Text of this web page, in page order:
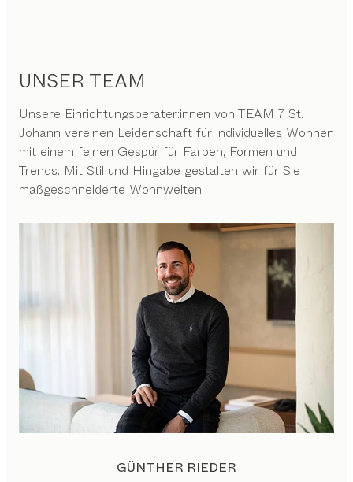
UNSER TEAM
Unsere Einrichtungsberater:innen von TEAM 7 St.
Johann vereinen Leidenschaft für individuelles Wohnen
mit einem feinen Gespür für Farben, Formen und
Trends. Mit Stil und Hingabe gestalten wir für Sie
maßgeschneiderte Wohnwelten.
GÜNTHER RIEDER